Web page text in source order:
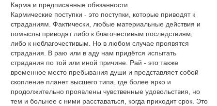
Карма и предписанные обязанности.
Кармические поступки - это поступки, которые приводят к
страданиям. Фактически, любые материальные действия и
помыслы приводят либо к благочестивым последствиям,
либо к неблагочестивым. Но в любом случае проявятся
страдания. В раю или в аду нам придётся испытать
страдания по той или иной причине. Рай - это также
временное место пребывания души и представляет собой
скопление планет высшего типа, где более ярко и
продолжительно проявлены чувственные удовольствия, но
тем и больнее с ними расставаться, когда приходит срок. Это